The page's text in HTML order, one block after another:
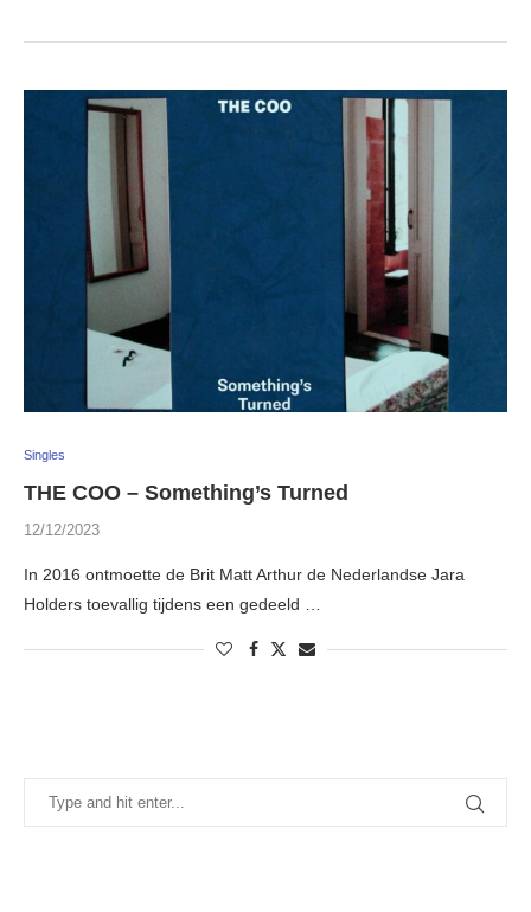
Singles
THE COO – Something’s Turned
12/12/2023
In 2016 ontmoette de Brit Matt Arthur de Nederlandse Jara
Holders toevallig tijdens een gedeeld …